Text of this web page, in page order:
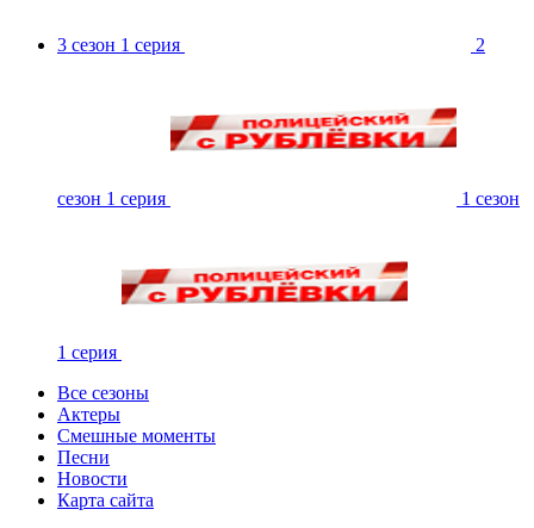
3 сезон 1 серия 2
сезон 1 серия 1 сезон
1 серия
Все сезоны
Актеры
Смешные моменты
Песни
Новости
Карта сайта